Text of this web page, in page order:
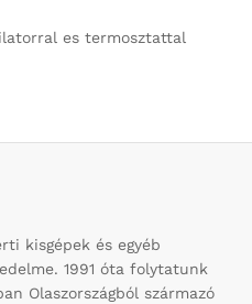
es termosztattal
kisgépek és egyéb
1991 óta folytatunk
Olaszországból származó